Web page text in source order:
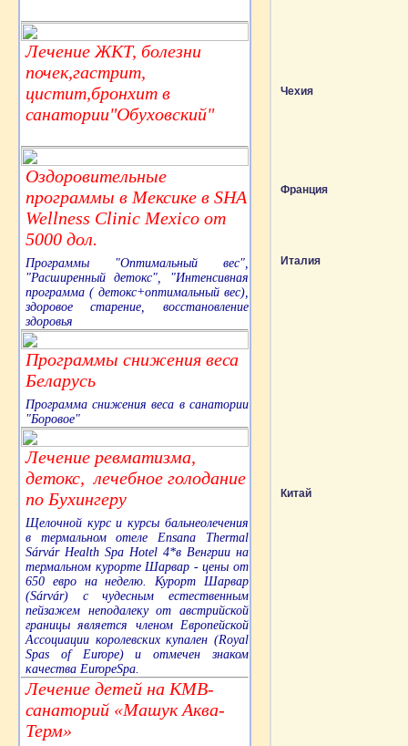
Лечение ЖКТ, болезни
почек,гастрит,
цистит,бронхит в
санатории"Обуховский"
Оздоровительные
программы в Мексике в SHA
Wellness Clinic Mexico от
5000 дол.
Программы "Оптимальный вес",
"Расширенный детокс", "Интенсивная
программа ( детокс+оптимальный вес),
здоровое старение, восстановление
здоровья
Программы снижения веса
Беларусь
Программа снижения веса в санатории
"Боровое"
Лечение ревматизма,
детокс, лечебное голодание
по Бухингеру
Щелочной курс и курсы бальнеолечения
в термальном отеле Ensana Thermal
Sárvár Health Spa Hotel 4*в Венгрии на
термальном курорте Шарвар - цены от
650 евро на неделю. Курорт Шарвар
(Sárvár) с чудесным естественным
пейзажем неподалеку от австрийской
границы является членом Европейской
Ассоциации королевских купален (Royal
Spas of Europe) и отмечен знаком
качества EuropeSpa.
Лечение детей на КМВ-
санаторий «Машук Аква-
Терм»
Чехия
Франция
Италия
Китай